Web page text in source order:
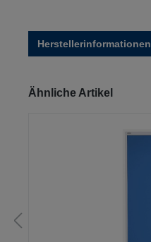
Herstellerinformationen
Produktgalerie überspringen
Ähnliche Artikel